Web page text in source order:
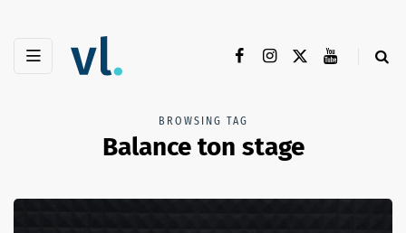
BROWSING TAG
Balance ton stage